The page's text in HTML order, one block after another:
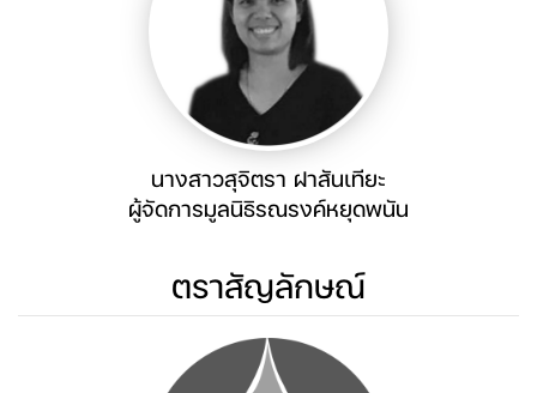
นางสาวสุจิตรา ฝาสันเทียะ
ผู้จัดการมูลนิธิรณรงค์หยุดพนัน
ตราสัญลักษณ์